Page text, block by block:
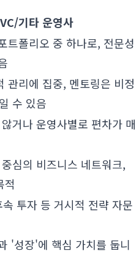
기타 운영사
트폴리오 중 하나로, 전문성
관리에 집중, 멘토링은 비정
수 있음
거나 운영사별로 편차가 매
심의 비즈니스 네트워크,
적
투자 등 거시적 전략 자문
'성장'에 핵심 가치를 둡니